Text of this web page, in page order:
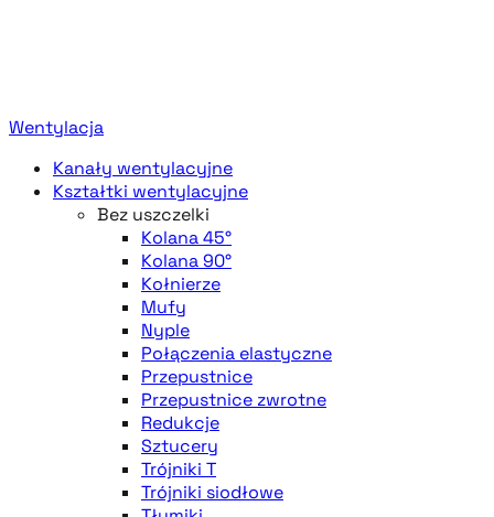
Wentylacja
Kanały wentylacyjne
Kształtki wentylacyjne
Bez uszczelki
Kolana 45°
Kolana 90°
Kołnierze
Mufy
Nyple
Połączenia elastyczne
Przepustnice
Przepustnice zwrotne
Redukcje
Sztucery
Trójniki T
Trójniki siodłowe